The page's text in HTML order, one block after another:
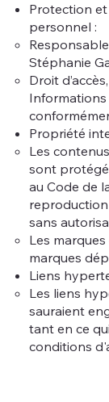
Protection
personnel :
Stéphanie
Droit
Informations
Propriété
Les
sont
au Code de
sans
Les
marques
Liens
Les liens
sauraient
tant en ce
conditions